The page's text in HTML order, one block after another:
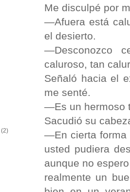
Me disculpé por
—Afuera está
el desierto.
—Desconozco
caluroso, tan
Señaló hacia el
me senté.
—Es un hermoso
Sacudió su
—En cierta forma
usted pudiera
aunque no
realmente un
(2)